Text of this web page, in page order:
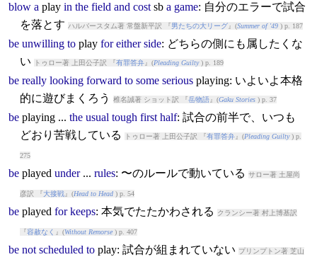
blow a play in the field and costsb a game: 自分のエラーで試合
を落とす ハルバースタム著 常盤新平訳 『 男たちの大リーグ』(Summer of '49) p. 187
be unwilling to play for either side: どちらの側にも属したくな
い
トゥロー著 上田公子訳 『有罪答弁』(Pleading Guilty) p. 189
be really looking forward to some serious playing: いよいよ本格
的に遊びまくろう
椎名誠著 ショット訳 『岳物語』(Gaku Stories) p. 37
be playing ... the usual tough first half: 試合の前半で、いつも
どおり苦戦している
トゥロー著 上田公子訳 『有罪答弁』(Pleading Guilty) p.
275
be played under... rules: 〜のルールで動いている サロー著 土屋尚
彦訳 『 大接戦』(Head to Head) p. 54
be played for keeps: 本気でたたかわされる クランシー著 村上博基訳
『容赦なく 』(Without Remorse) p. 407
be not scheduled to play: 試合が組まれていない プリンプトン著 芝山